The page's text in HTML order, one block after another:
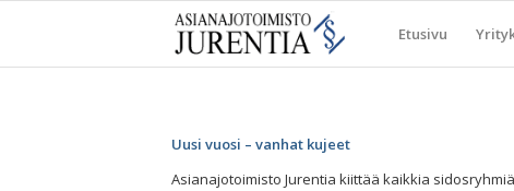
Etusivu
Uusi vuosi – vanhat kujeet
Asianajotoimisto Jurentia kiittää kaikkia